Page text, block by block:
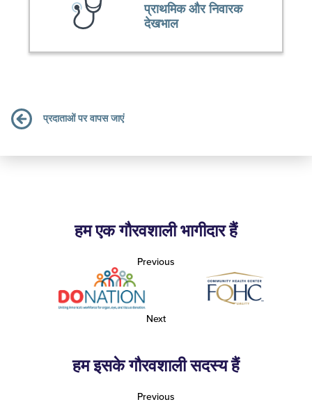
प्राथमिक और निवारक
देखभाल
प्रदाताओं पर वापस जाएं
हम एक गौरवशाली भागीदार हैं
Previous
Next
हम इसके गौरवशाली सदस्य हैं
Previous